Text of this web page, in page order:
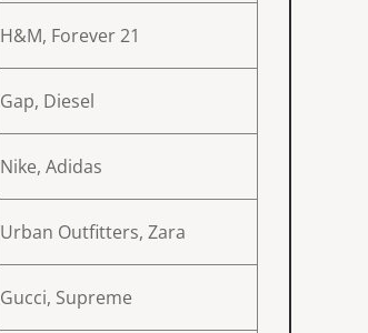
H&M, Forever 21
Gap, Diesel
Nike, Adidas
Urban Outfitters, Zara
Gucci, Supreme